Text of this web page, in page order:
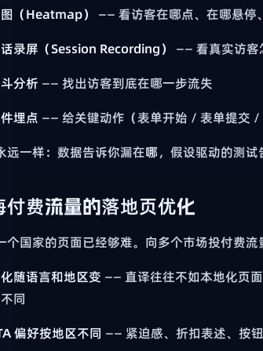
（Heatmap）
—— 看访客在哪点、在哪悬停
录屏（Session Recording）
—— 看真实访客
分析 —— 找出访客到底在哪一步流失
埋点 —— 给关键动作（表单开始 / 表单提交 /
远一样：数据告诉你漏在哪，假设驱动的测试
付费流量的落地页优化
个国家的页面已经够难。向多个市场投付费流
随语言和地区变 —— 直译往往不如本地化页
同
偏好按地区不同 —— 紧迫感、折扣表述、按